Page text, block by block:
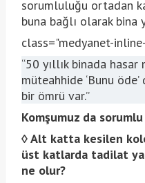
sorumluluğu ortadan
buna bağlı olarak bina
class="medyanet-
“50 yıllık binada
müteahhide ‘Bunu
bir ömrü var.”
Komşumuz da sorumlu
◊Alt katta kesilen
üst katlarda tadilat
ne olur?